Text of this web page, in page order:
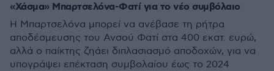
«Χάσμα» Μπαρτσελόνα-Φατί για το νέο συμβόλαιο
Η Μπαρτσελόνα μπορεί να ανέβασε τη ρήτρα
αποδέσμευσης του Ανσού Φατί στα 400 εκατ. ευρώ,
αλλά ο παίκτης ζηάει διπλασιασμό αποδοχών, για να
υπογράψει επέκταση συμβολαίου έως το 2024